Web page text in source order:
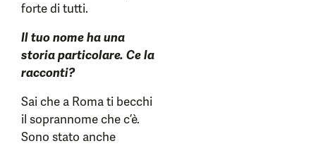
forte di tutti.
Il tuo nome ha una
storia particolare. Ce la
racconti?
Sai che a Roma ti becchi
il soprannome che c’è.
Sono stato anche